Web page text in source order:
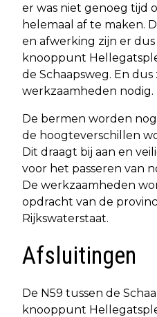
er was niet genoeg tijd
helemaal af te maken.
en afwerking zijn er
knooppunt
de Schaapsweg. En
werkzaamheden nodig.
De bermen worden
de hoogteverschillen
Dit draagt bij aan en
voor het passeren van
De werkzaamheden
opdracht van de
Rijkswaterstaat.
Afsluitingen
De N59 tussen de
knooppunt